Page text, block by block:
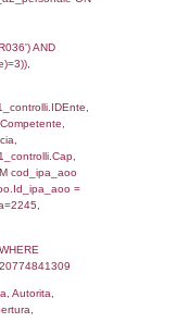
provincia,
as
i ON
JOIN
n.CodiceUnivoco LEFT
ON a1.ComuneStab =
JOIN el_province